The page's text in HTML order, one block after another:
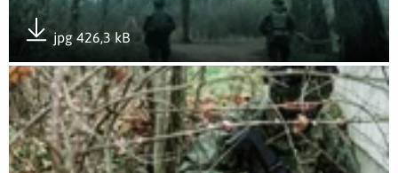
jpg 426,3 kB
Otwórz załącznik #SilneWparcie w rejonie przygranicznym